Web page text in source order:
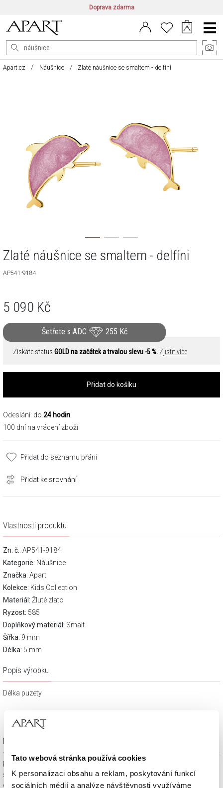
Tato webová stránka používá cookies
K personalizaci obsahu a reklam, poskytování funkcí
sociálních médií a analýze návštěvnosti využíváme
Doprava zdarma
CZ/CZK | EN/EUR PL/PLN
Main
Menu
Apart.cz Náušnice Zlaté náušnice se smaltem - delfíni
Zlaté náušnice se smaltem - delfíni
AP541-9184
5 090 Kč
Šetřete s ADC 255 Kč
Získáte status GOLD na začátek a trvalou slevu -5 %. Zjistit více
Přidat do košíku
Odeslání: do 24 hodin
100 dní na vrácení zboží
Přidat do seznamu přání
Přidat ke srovnání
Vlastnosti produktu
Zn. č. : AP541-9184
Kategorie: Náušnice
Značka: Apart
Kolekce: Kids Collection
Materiál: Žluté zlato
Ryzost: 585
Doplňkový materiál: Smalt
Šířka: 9 mm
Délka: 5 mm
Popis výrobku
Délka puzety
Dárkové balení zdarma
Klenotnické výrobky zakoupené na e-shopu Apart.cz obdržíte
spolu s dárkovou krabičkou a taštičkou – v závislosti na
objednaném sortimentu. Váš nákup se tak stane krásným